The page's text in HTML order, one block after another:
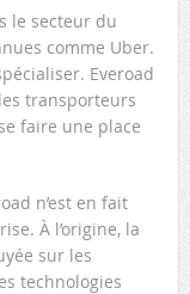
le secteur du
comme Uber.
Everoad
transporteurs
faire une place
n’est en fait
À l’origine, la
sur les
technologies